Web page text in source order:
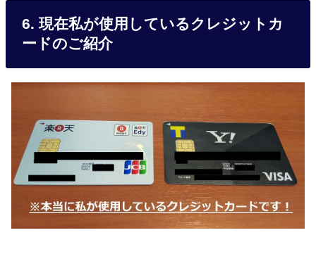
6. 現在私が使用しているクレジットカ
ードのご紹介